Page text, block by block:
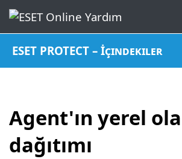
ESET PROTECT – İçindekiler
Agent'ın yerel
dağıtımı